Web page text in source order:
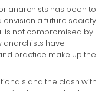
anarchists has been to
a future society
is not compromised by
anarchists have
practice make up the
and the clash with